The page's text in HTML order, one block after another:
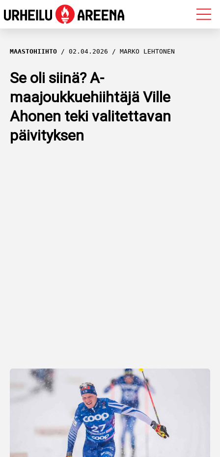
OLYMPIALAISET
MAASTOHIIHTO
AMPUMAHIIHTO
YLEISURHEILU
MAASTOHIIHTO 02.04.2026 MARKO LEHTONEN
Se oli siinä? A-
maajoukkuehiihtäjä Ville
Ahonen teki valitettavan
päivityksen